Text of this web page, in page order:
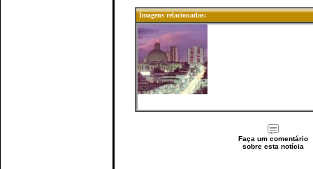
Imagens relacionadas:
Faça um comentário
sobre esta notícia